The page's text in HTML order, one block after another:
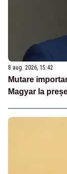
8 aug. 2026, 15:42
Mutare
Magyar la